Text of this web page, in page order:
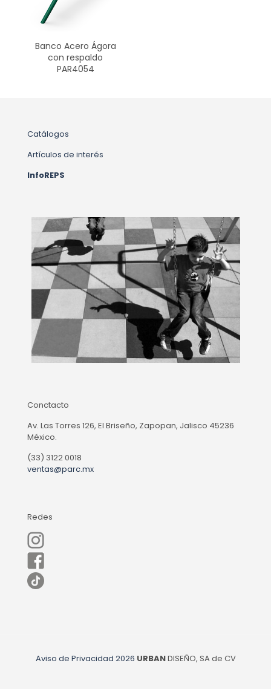
Banco Acero Ágora
con respaldo
PAR4054
Catálogos
Artículos de interés
InfoREPS
Conctacto
Av. Las Torres 126, El Briseño, Zapopan, Jalisco 45236
México.
(33) 3122 0018
ventas@parc.mx
Redes
Aviso de Privacidad 2026 URBANDISEÑO, SA de CV